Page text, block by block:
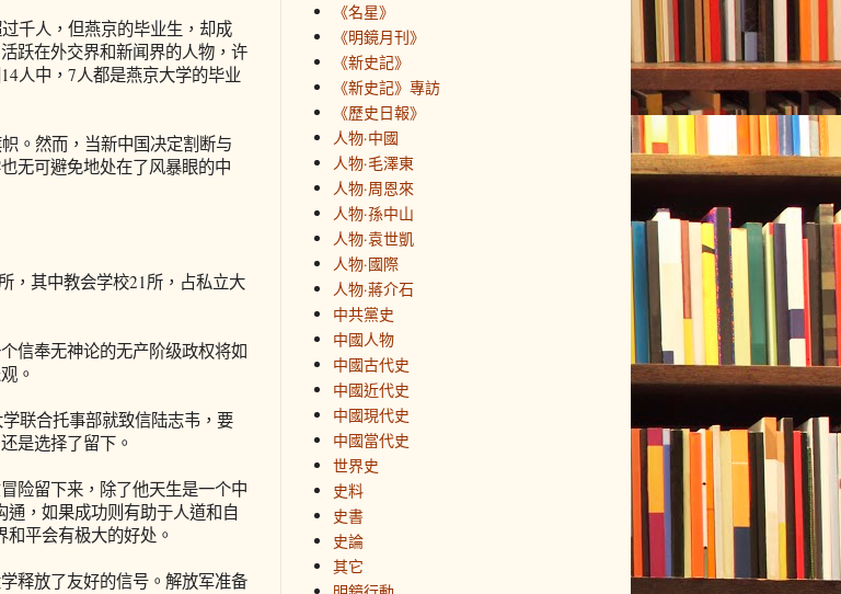
千人，但燕京的毕业生，却成
跃在外交界和新闻界的人物，许
人中，7人都是燕京大学的毕业
。然而，当新中国决定割断与
无可避免地处在了风暴眼的中
其中教会学校21所，占私立大
奉无神论的无产阶级政权将如
。
联合托事部就致信陆志韦，要
是选择了留下。
留下来，除了他天生是一个中
通，如果成功则有助于人道和自
平会有极大的好处。
放了友好的信号。解放军准备
《名星》
《明鏡月刊》
《新史記》
《新史記》專訪
《歷史日報》
人物·中國
人物·毛澤東
人物·周恩來
人物·孫中山
人物·袁世凱
人物·國際
人物·蔣介石
中共黨史
中國人物
中國古代史
中國近代史
中國現代史
中國當代史
世界史
史料
史書
史論
其它